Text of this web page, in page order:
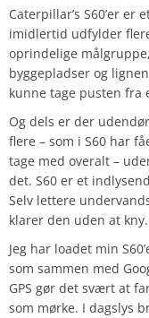
Caterpillar’s S60’er
imidlertid udfylder
oprindelige
byggepladser og
kunne tage pusten fra
Og dels er der
flere – som i S60 har
tage med overalt –
det. S60 er et
Selv lettere
klarer den uden at kny.
Jeg har loadet min
som sammen med
GPS gør det svært at
som mørke. I dagslys